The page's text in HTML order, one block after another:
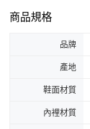
商品規格
品牌
產地
鞋面材質
內裡材質